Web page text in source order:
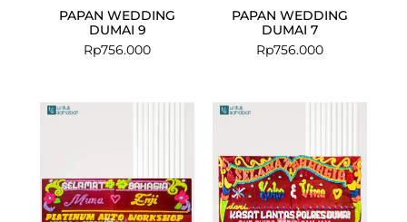
PAPAN WEDDING
DUMAI 9
Rp756.000
PAPAN WEDDING
DUMAI 7
Rp756.000